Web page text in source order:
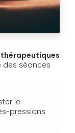
des séances
le
pressions